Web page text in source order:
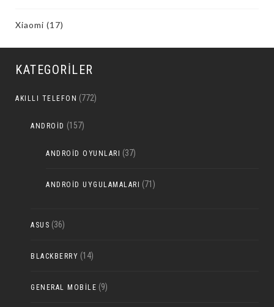
Xiaomi (17)
KATEGORILER
AKILLI TELEFON (772)
ANDROID (157)
ANDROID OYUNLARI (37)
ANDROID UYGULAMALARI (71)
ASUS (36)
BLACKBERRY (14)
GENERAL MOBILE (9)